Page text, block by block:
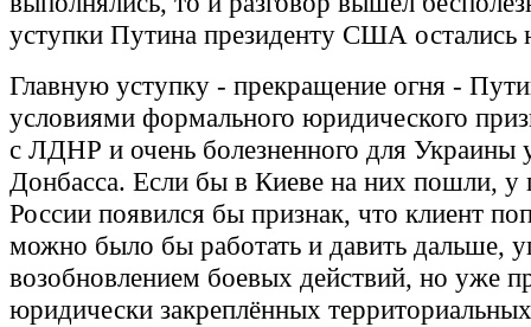
уступки Путина президенту США остались
Главную уступку - прекращение огня -
условиями формального юридического
с ЛДНР и очень болезненного для Украины
Донбасса. Если бы в Киеве на них пошли, у
России появился бы признак, что клиент
можно было бы работать и давить дальше,
возобновлением боевых действий, но уже
юридически закреплённых